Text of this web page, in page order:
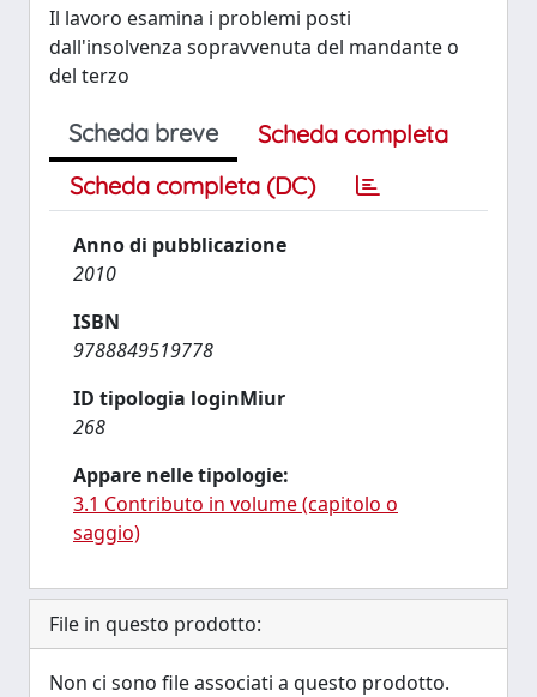
Il lavoro esamina i problemi posti
dall'insolvenza sopravvenuta del mandante o
del terzo
Scheda breve
Scheda completa
Scheda completa (DC)
Anno di pubblicazione
2010
ISBN
9788849519778
ID tipologia loginMiur
268
Appare nelle tipologie:
3.1 Contributo in volume (capitolo o
saggio)
File in questo prodotto:
Non ci sono file associati a questo prodotto.